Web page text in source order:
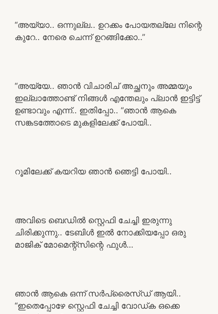
“അയ്യാ.. ഒന്നുല്ല.. ഉറക്കം പോയതല്ലേ നിന്റെ
കുറേ.. നേരെ ചെന്ന് ഉറങ്ങിക്കോ..”
“അയ്യേ.. ഞാൻ വിചാരിച് അച്ഛനും അമ്മയും
ഇല്ലാത്തോണ്ട് നിങ്ങൾ എന്തേലും പ്ലാൻ ഇട്ടിട്ട്
ഉണ്ടാവും എന്ന്.. ഇതിപ്പോ.. “ഞാൻ ആകെ
സങ്കടത്തോടെ മുകളിലേക്ക് പോയി..
റൂമിലേക്ക് കയറിയ ഞാൻ ഞെട്ടി പോയി..
അവിടെ ബെഡിൽ സ്റ്റെഫി ചേച്ചി ഇരുന്നു
ചിരിക്കുന്നു.. ടേബിൾ ഇൽ നോക്കിയപ്പോ ഒരു
മാജിക്‌ മോമെന്റ്സിന്റെ ഫുൾ…
ഞാൻ ആകെ ഒന്ന് സർപ്രൈസ്ഡ് ആയി..
“ഇതെപ്പോഴേ സ്റ്റെഫി ചേച്ചി വോഡ്ക ഒക്കെ